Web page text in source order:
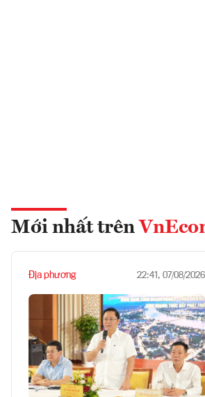
Mới nhất trên
Địa phương 22:41, 07/08/2026